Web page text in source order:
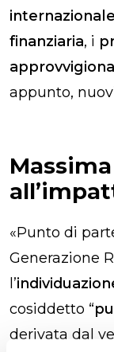
finanziaria, i
appunto,
«Punto di
Generazione
l’
cosiddetto “
derivata dal